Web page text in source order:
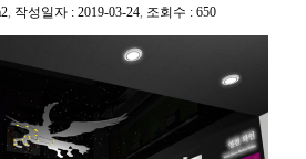
, 작성일자 : 2019-03-24, 조회수 : 650